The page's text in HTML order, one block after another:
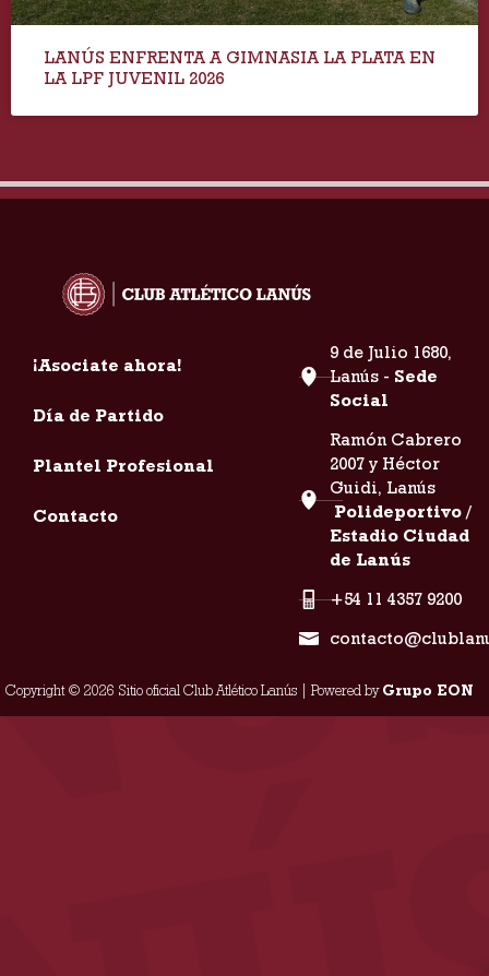
LANÚS ENFRENTA A GIMNASIA LA PLATA EN
LA LPF JUVENIL 2026
¡Asociate ahora!
Día de Partido
Plantel Profesional
Contacto
9 de Julio 1680,
Lanús - Sede
Social
Ramón Cabrero
2007 y Héctor
Guidi, Lanús
Polideportivo /
Estadio Ciudad
de Lanús
+54 11 4357 9200
Copyright © 2026 Sitio oficial Club Atlético Lanús | Powered byGrupo EON